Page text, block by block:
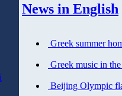
News in English
Greek summer
Greek music in
Beijing Olympic